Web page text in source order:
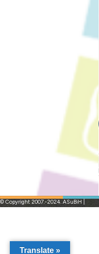
© Copyright 2007.-2024. ASuBiH |
Translate »